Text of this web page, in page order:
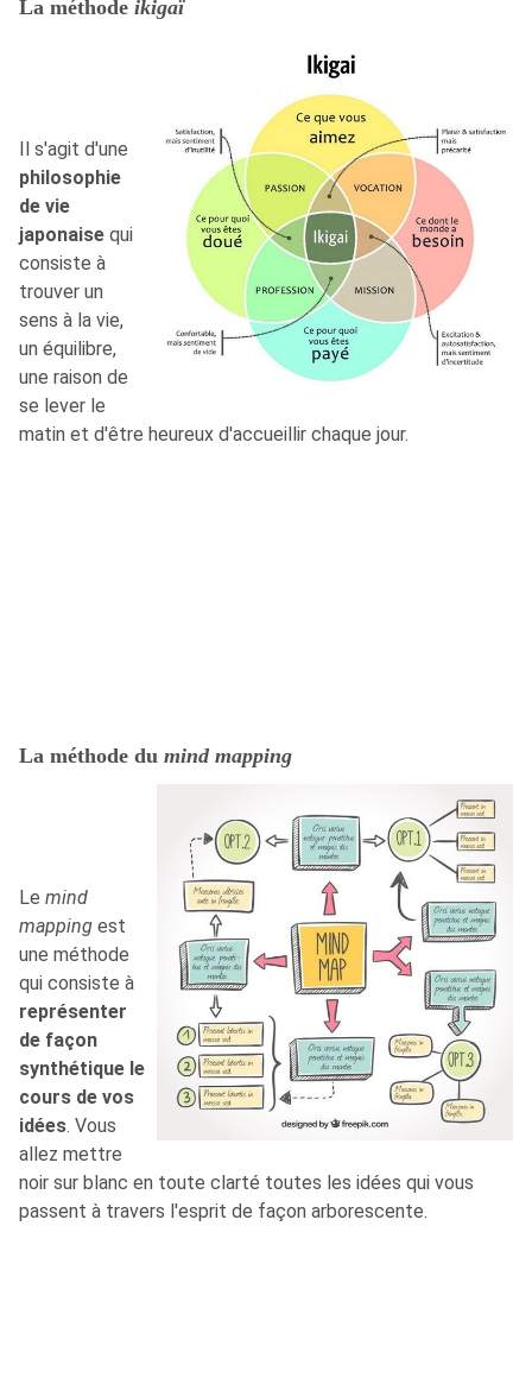
La méthode ikigaï
Il s'agit d'une
philosophie
de vie
japonaise qui
consiste à
trouver un
sens à la vie,
un équilibre,
une raison de
se lever le
matin et d'être heureux d'accueillir chaque jour.
La méthode du mind mapping
Le mind
mapping est
une méthode
qui consiste à
représenter
de façon
synthétique le
cours de vos
idées. Vous
allez mettre
noir sur blanc en toute clarté toutes les idées qui vous
passent à travers l'esprit de façon arborescente.